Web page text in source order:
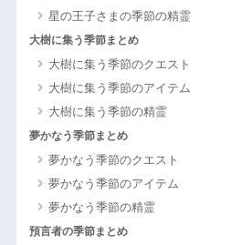
星の王子さまの季節の精霊
大樹に集う季節まとめ
大樹に集う季節のクエスト
大樹に集う季節のアイテム
大樹に集う季節の精霊
夢かなう季節まとめ
夢かなう季節のクエスト
夢かなう季節のアイテム
夢かなう季節の精霊
預言者の季節まとめ